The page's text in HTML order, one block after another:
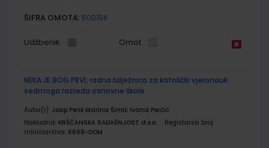
ŠIFRA OMOTA: 500156
Udžbenik Omot
NEKA JE BOG PRVI; radna bilježnica za katolički vjeronauk
sedmoga razreda osnovne škole
Autor(i): Josip Periš Marina Šimić Ivana Perčić
Nakladnik: KRŠĆANSKA SADAŠNJOST d.o.o.
Registarski broj
ministarstva: 6699-DOM